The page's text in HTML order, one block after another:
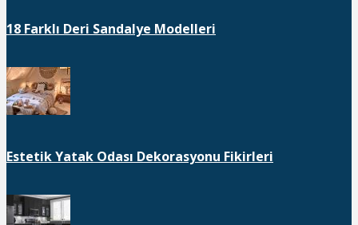
18 Farklı Deri Sandalye Modelleri
Estetik Yatak Odası Dekorasyonu Fikirleri